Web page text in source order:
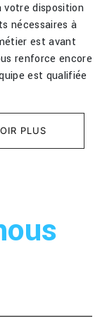
votre disposition
nécessaires à
est avant
renforce encore
est qualifiée
PLUS